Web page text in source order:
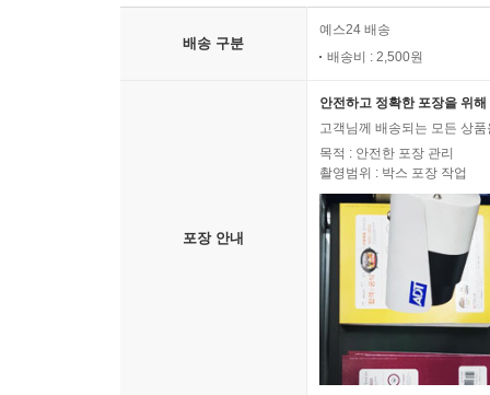
배송 구분
예스24 배송
배송비 : 2,500원
포장 안내
안전하고 정확한 포장을 위
고객님께 배송되는 모든 상
목적 : 안전한 포장 관리
촬영범위 : 박스 포장 작업